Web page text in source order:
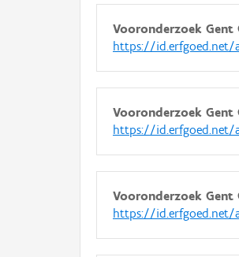
Vooronderzoek Gent
https://id.erfgoed.net/
Vooronderzoek Gent
https://id.erfgoed.net/
Vooronderzoek Gent
https://id.erfgoed.net/